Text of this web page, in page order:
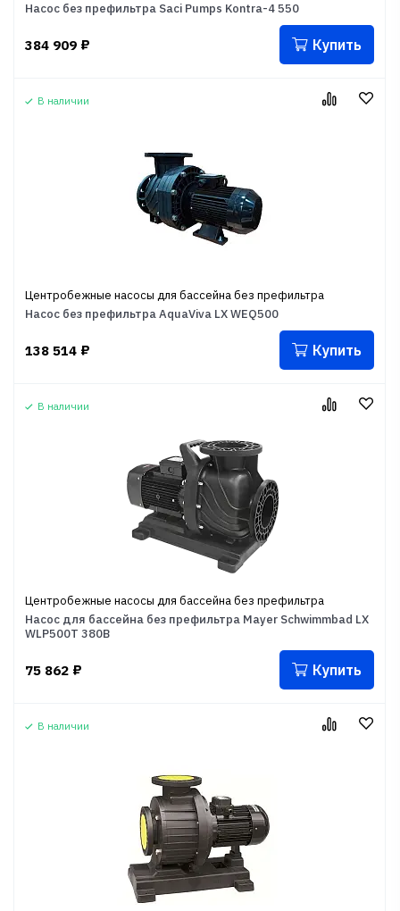
Насос без префильтра Saci Pumps Kontra-4 550
384 909 ₽ Купить
В наличии
Центробежные насосы для бассейна без префильтра
Насос без префильтра AquaViva LX WEQ500
138 514 ₽ Купить
В наличии
Центробежные насосы для бассейна без префильтра
Насос для бассейна без префильтра Mayer Schwimmbad LX
WLP500T 380В
75 862 ₽ Купить
В наличии